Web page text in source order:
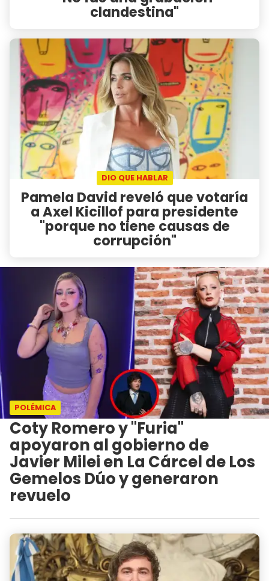
clandestina"
DIO QUE HABLAR
Pamela David reveló que votaría
a Axel Kicillof para presidente
"porque no tiene causas de
corrupción"
POLÉMICA
Coty Romero y "Furia"
apoyaron al gobierno de
Javier Milei en La Cárcel de Los
Gemelos Dúo y generaron
revuelo